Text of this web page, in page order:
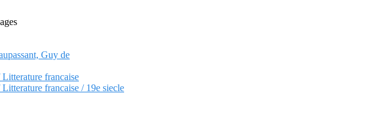
Guy de
francaise
francaise / 19e siecle